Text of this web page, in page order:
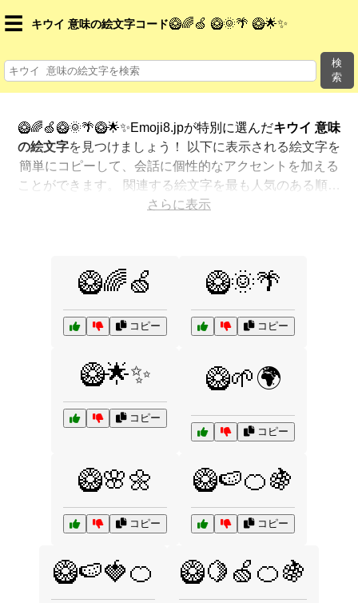
☰ キウイ 意味の絵文字コード 🥝🌈🍏 🥝🌞🌴 🥝🌟✨
検
索
🥝🌈🍏🥝🌞🌴🥝🌟✨Emoji8.jpが特別に選んだキウイ 意味
の絵文字を見つけましょう！ 以下に表示される絵文字を
簡単にコピーして、会話に個性的なアクセントを加える
ことができます。 関連する絵文字を最も人気のある順に
表示しました。さらに多くのオプションが欲しいです
さらに表示
🥝🌈🍏
コピー
🥝🌞🌴
コピー
🥝🌟✨
コピー
🥝🌱🌍
コピー
🥝🌸🌼
コピー
🥝🍉🍊🍇
コピー
🥝🍉🍓🍊 🥝🍋🍏🍊🍇